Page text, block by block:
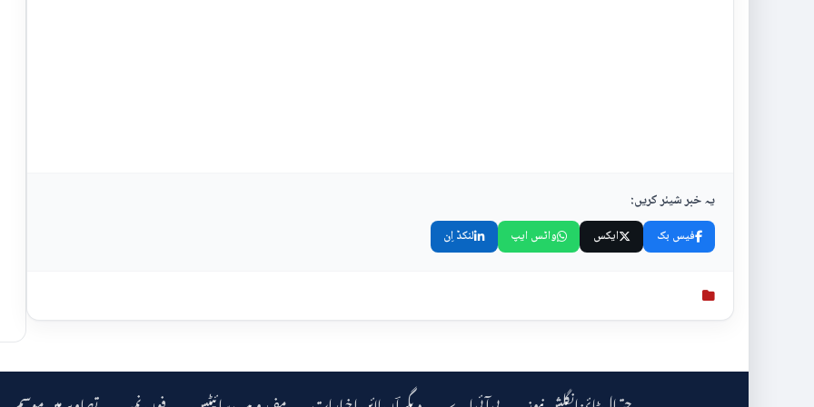
یہ خبر شیئر کریں:
فیس بک ایکس واٹس ایپ لنکڈ اِن